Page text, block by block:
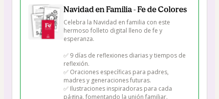
Navidad en Familia - Fe de Colores
Celebra la Navidad en familia con este
hermoso folleto digital lleno de fe y
esperanza.
✅ 9 días de reflexiones diarias y tiempos de
reflexión.
✅ Oraciones específicas para padres,
madres y generaciones futuras.
✅ Ilustraciones inspiradoras para cada
página, fomentando la unión familiar.